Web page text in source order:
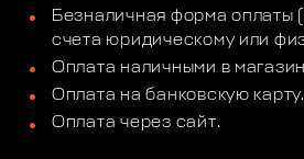
Безналичная форма оплаты
счета юридическому или
Оплата наличными в
Оплата на банковскую карту.
Оплата через сайт.